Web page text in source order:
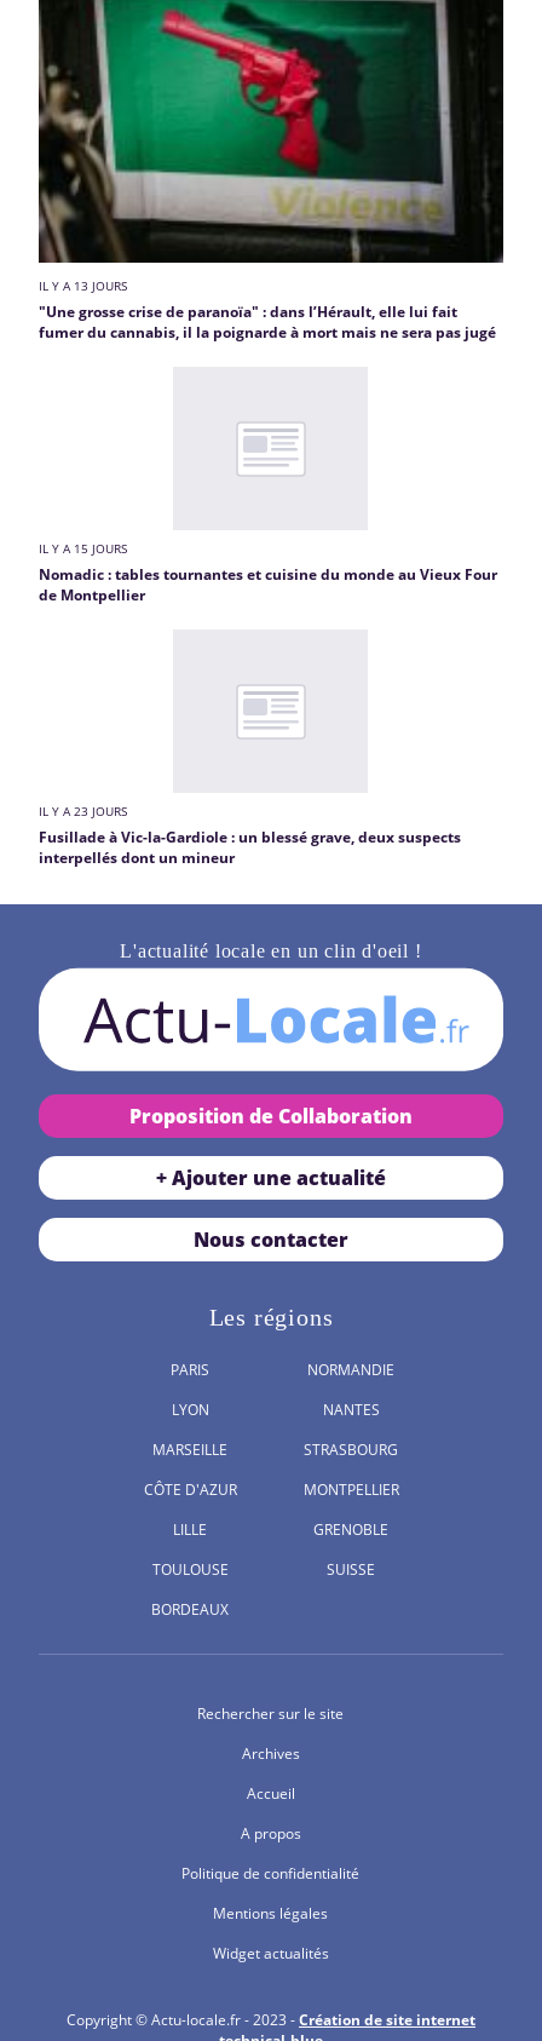
IL Y A 13 JOURS
"Une grosse crise de paranoïa" : dans l’Hérault, elle lui fait
fumer du cannabis, il la poignarde à mort mais ne sera pas jugé
IL Y A 15 JOURS
Nomadic : tables tournantes et cuisine du monde au Vieux Four
de Montpellier
IL Y A 23 JOURS
Fusillade à Vic-la-Gardiole : un blessé grave, deux suspects
interpellés dont un mineur
L'actualité locale en un clin d'oeil !
Proposition de Collaboration
+ Ajouter une actualité
Nous contacter
Les régions
PARIS
LYON
MARSEILLE
CÔTE D'AZUR
LILLE
TOULOUSE
BORDEAUX
NORMANDIE
NANTES
STRASBOURG
MONTPELLIER
GRENOBLE
SUISSE
Rechercher sur le site
Archives
Accueil
A propos
Politique de confidentialité
Mentions légales
Widget actualités
Copyright © Actu-locale.fr - 2023 -Création de site internet